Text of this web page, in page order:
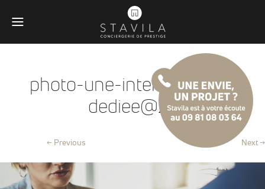
photo-une-interlocutrice-
dediee@2x
← Previous Next →